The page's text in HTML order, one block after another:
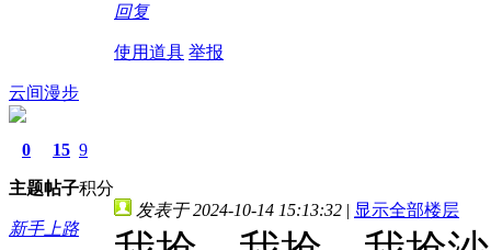
回复
使用道具 举报
云间漫步
0
主题
15
帖子
9
积分
新手上路
发表于 2024-10-14 15:13:32 | 显示全部楼层